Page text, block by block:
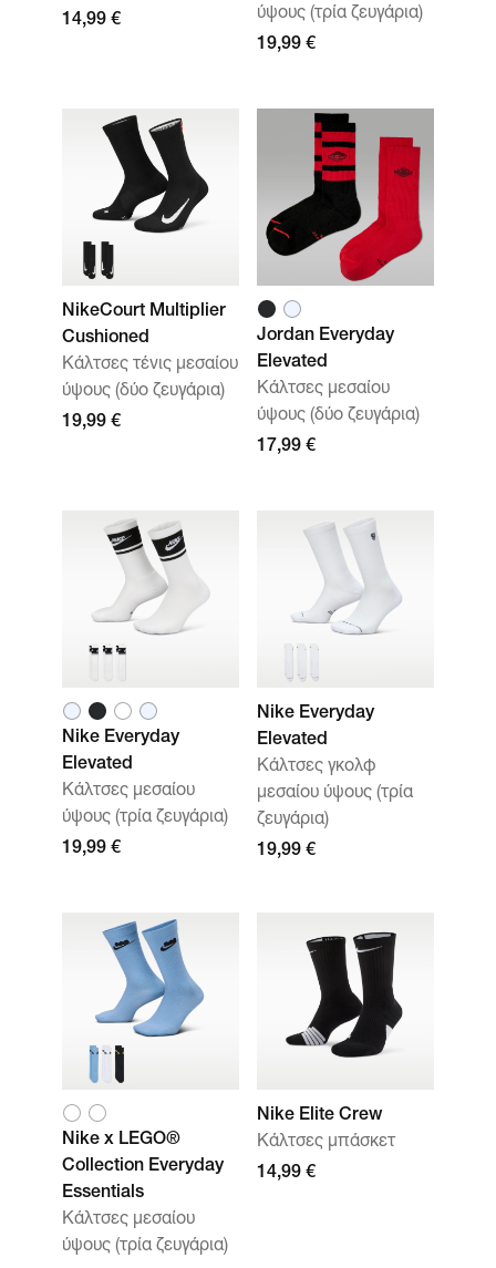
14,99 €
ύψους (τρία ζευγάρια)
19,99 €
NikeCourt Multiplier
Cushioned
Κάλτσες τένις μεσαίου
ύψους (δύο ζευγάρια)
19,99 €
Jordan Everyday
Elevated
Κάλτσες μεσαίου
ύψους (δύο ζευγάρια)
17,99 €
Nike Everyday
Elevated
Κάλτσες μεσαίου
ύψους (τρία ζευγάρια)
19,99 €
Nike Everyday
Elevated
Κάλτσες γκολφ
μεσαίου ύψους (τρία
ζευγάρια)
19,99 €
Nike x LEGO®
Collection Everyday
Essentials
Κάλτσες μεσαίου
ύψους (τρία ζευγάρια)
Nike Elite Crew
Κάλτσες μπάσκετ
14,99 €